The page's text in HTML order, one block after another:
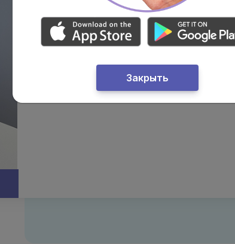
Задорожнюк Яна Андреевна
врач ЗПСМ – семейный врач, гастроэнтеролог
Закрыть